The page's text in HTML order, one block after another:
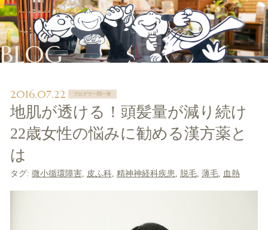
BLOG
2016.07.22 ブログで一問一答
地肌が透ける！頭髪量が減り続け
22歳女性の悩みに勧める漢方薬と
は
タグ: 微小循環障害, 皮ふ科, 精神神経科疾患, 脱毛, 薄毛, 血熱